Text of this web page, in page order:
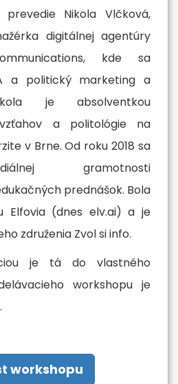
Nikola Vlčková,
digitálnej agentúry
kde sa
a politický marketing a
je absolventkou
a politológie na
v Brne. Od roku 2018 sa
gramotnosti
prednášok. Bola
Elfovia (dnes elv.ai) a je
združenia Zvol si info.
je tá do vlastného
workshopu je
workshopu